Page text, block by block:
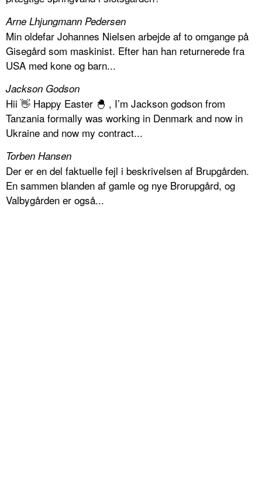
Arne Lhjungmann Pedersen
Min oldefar Johannes Nielsen arbejde af to omgange på
Gisegård som maskinist. Efter han han returnerede fra
USA med kone og barn...
Jackson Godson
Hii 👋 Happy Easter 🐣 , I’m Jackson godson from
Tanzania formally was working in Denmark and now in
Ukraine and now my contract...
Torben Hansen
Der er en del faktuelle fejl i beskrivelsen af Brupgården.
En sammen blanden af gamle og nye Brorupgård, og
Valbygården er også...